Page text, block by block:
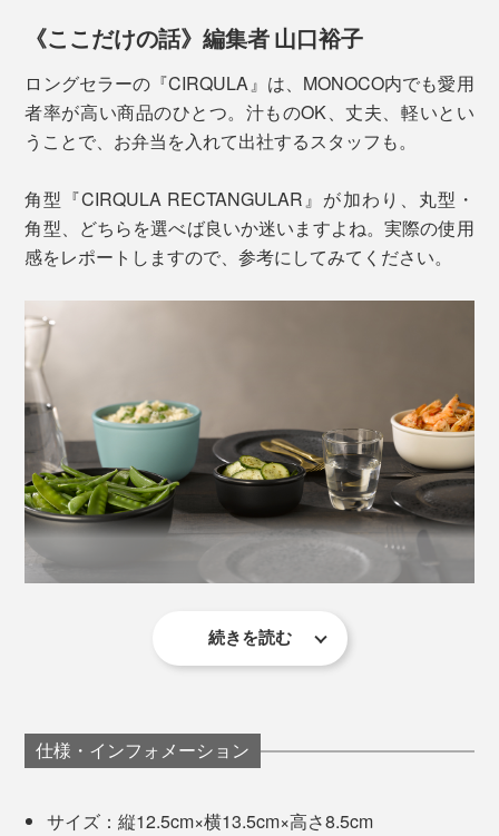
すべてのサイズが入れ子になるので、片付けや収納もス
トレスフリー。
底が平たいので安定性もあり、フタをした状態で重ねら
れるため、冷蔵庫や冷凍庫内でかさばりません。
《ここだけの話》編集者 山口裕子
ロングセラーの『CIRQULA』は、MONOCO内でも愛用
者率が高い商品のひとつ。汁ものOK、丈夫、軽いとい
うことで、お弁当を入れて出社するスタッフも。
角型『CIRQULA RECTANGULAR』が加わり、丸型・
角型、どちらを選べば良いか迷いますよね。実際の使用
感をレポートしますので、参考にしてみてください。
より"器っぽさ"を求めるなら丸型がおすすめ。食卓にそ
す。
続きを読む
仕様・インフォメーション
サイズ：縦12.5cm×横13.5cm×高さ8.5cm